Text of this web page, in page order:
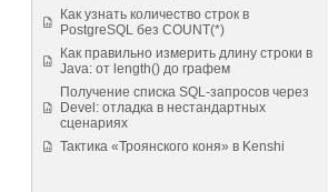
Как узнать количество строк в
PostgreSQL без COUNT(*)
Как правильно измерить длину строки в
Java: от length() до графем
Получение списка SQL-запросов через
Devel: отладка в нестандартных
сценариях
Тактика «Троянского коня» в Kenshi